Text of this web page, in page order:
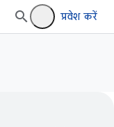
प्रवेश करें